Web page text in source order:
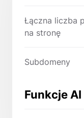
Łączna liczba
na stronę
Subdomeny
Funkcje AI